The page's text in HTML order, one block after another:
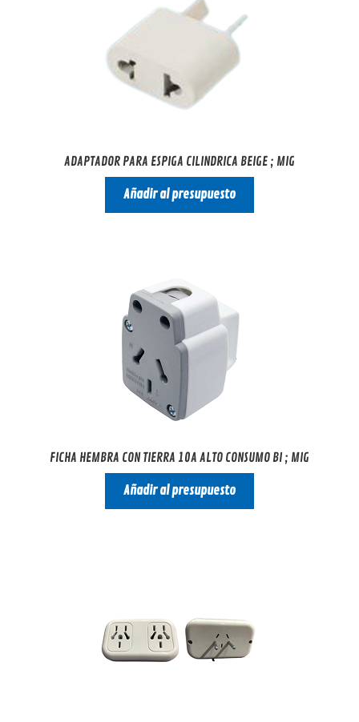
ADAPTADOR PARA ESPIGA CILINDRICA BEIGE ; MIG
Añadir al presupuesto
FICHA HEMBRA CON TIERRA 10A ALTO CONSUMO BI ; MIG
Añadir al presupuesto